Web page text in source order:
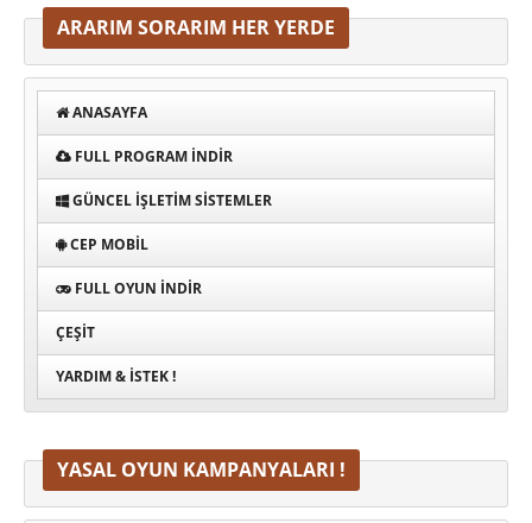
ARARIM SORARIM HER YERDE
ANASAYFA
FULL PROGRAM INDIR
GÜNCEL İŞLETIM SISTEMLER
CEP MOBIL
FULL OYUN İNDIR
ÇEŞIT
YARDIM & İSTEK !
YASAL OYUN KAMPANYALARI !